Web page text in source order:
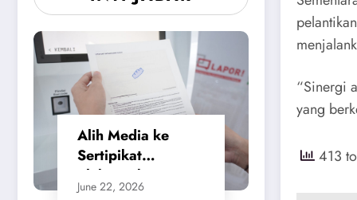
Alih Media ke
Sertipikat
Elektronik,
Masyarakat
June 22, 2026
“Sinergi
yang
413